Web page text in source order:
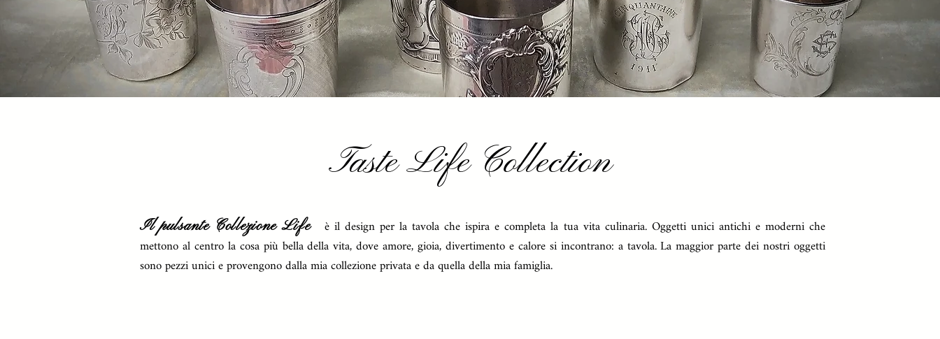
Taste Life Collection
Il pulsante Collezione Life
è il design per la tavola che ispira e completa la tua vita culinaria. Oggetti unici antichi e moderni che
mettono al centro la cosa più bella della vita, dove amore, gioia, divertimento e calore si incontrano: a tavola. La maggior parte dei nostri oggetti
sono pezzi unici e provengono dalla mia collezione privata e da quella della mia famiglia.